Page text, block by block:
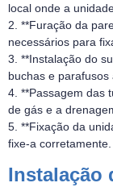
local onde a
2. **Furação da
necessários para
3. **Instalação do
buchas e parafusos
4. **Passagem das
de gás e a
5. **Fixação da
fixe-a corretamente.
Instalação